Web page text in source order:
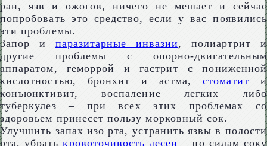
ран, язв и ожогов, ничего не мешает и сейчас
попробовать это средство, если у вас появились
эти проблемы.
Запор и паразитарные инвазии, полиартрит и
другие проблемы с опорно-двигательным
аппаратом, геморрой и гастрит с пониженной
кислотностью, бронхит и астма, стоматит и
конъюнктивит, воспаление легких либо
туберкулез – при всех этих проблемах со
здоровьем принесет пользу морковный сок.
Улучшить запах изо рта, устранить язвы в полости
рта, убратькровоточивость десен – по силам соку